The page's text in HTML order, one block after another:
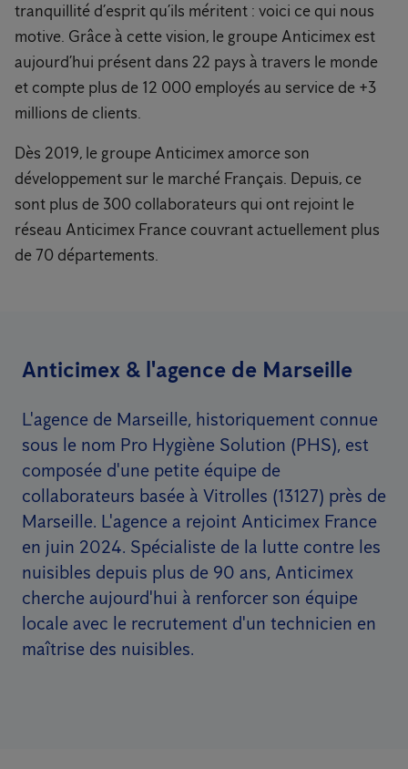
tranquillité d’esprit qu’ils méritent : voici ce qui nous
motive. Grâce à cette vision, le groupe Anticimex est
aujourd’hui présent dans 22 pays à travers le monde
et compte plus de 12 000 employés au service de +3
millions de clients.
Dès 2019, le groupe Anticimex amorce son
développement sur le marché Français. Depuis, ce
sont plus de 300 collaborateurs qui ont rejoint le
réseau Anticimex France couvrant actuellement plus
de 70 départements.
Anticimex & l'agence de Marseille
L'agence de Marseille, historiquement connue
sous le nom Pro Hygiène Solution (PHS), est
composée d'une petite équipe de
collaborateurs basée à Vitrolles (13127) près de
Marseille. L'agence a rejoint Anticimex France
en juin 2024. Spécialiste de la lutte contre les
nuisibles depuis plus de 90 ans, Anticimex
cherche aujourd'hui à renforcer son équipe
locale avec le recrutement d'un technicien en
maîtrise des nuisibles.